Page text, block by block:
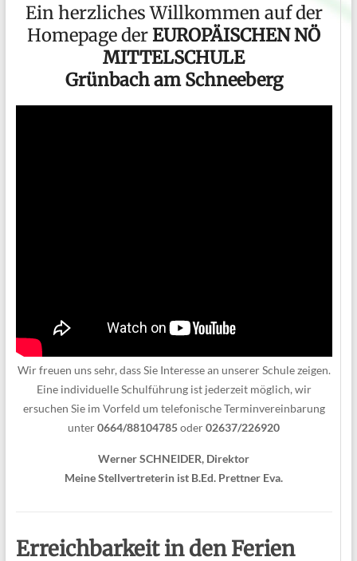
Ein herzliches Willkommen auf der
Homepage derEUROPÄISCHEN NÖ
MITTELSCHULE
Grünbach am Schneeberg
Wir freuen uns sehr, dass Sie Interesse an unserer Schule zeigen.
Eine individuelle Schulführung ist jederzeit möglich, wir
ersuchen Sie im Vorfeld um telefonische Terminvereinbarung
unter0664/88104785oder02637/226920
Werner SCHNEIDER, Direktor
Meine Stellvertreterin ist B.Ed. Prettner Eva.
Erreichbarkeit in den Ferien